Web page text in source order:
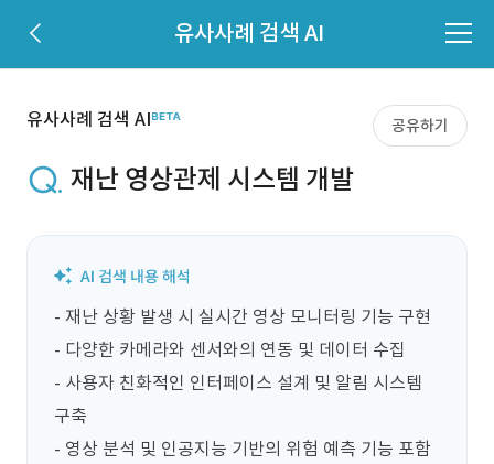
유사사례 검색 AI
유사사례 검색 AI 공유하기
재난 영상관제 시스템 개발
- 재난 상황 발생 시 실시간 영상 모니터링 기능 구현
- 다양한 카메라와 센서와의 연동 및 데이터 수집
- 사용자 친화적인 인터페이스 설계 및 알림 시스템
구축
- 영상 분석 및 인공지능 기반의 위험 예측 기능 포함